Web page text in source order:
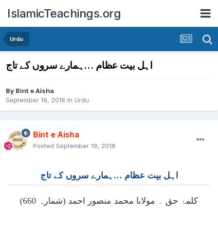
IslamicTeachings.org
Urdu
اہل بیت عظام …ہمارے سروں کے تاج
By Bint e Aisha
September 19, 2018 in Urdu
Bint e Aisha
Posted September 19, 2018
اہل بیت عظام …ہمارے سروں کے تاج
کلمۂ حق ۔ مولانا محمد منصور احمد (شمارہ 660)